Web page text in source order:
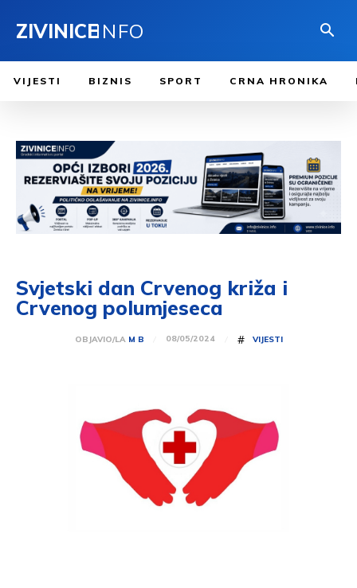
ZIVINICEINFO
VIJESTI BIZNIS SPORT CRNA HRONIKA
Svjetski dan Crvenog križa i
Crvenog polumjeseca
OBJAVIO/LA M B 08/05/2024 # VIJESTI